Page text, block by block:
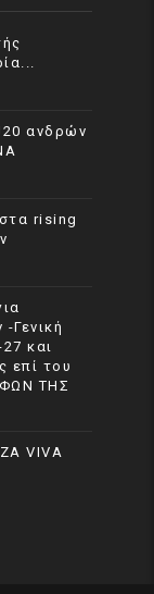
ανδρών
rising
Γενική
και
επί του
ΤΗΣ
VIVA